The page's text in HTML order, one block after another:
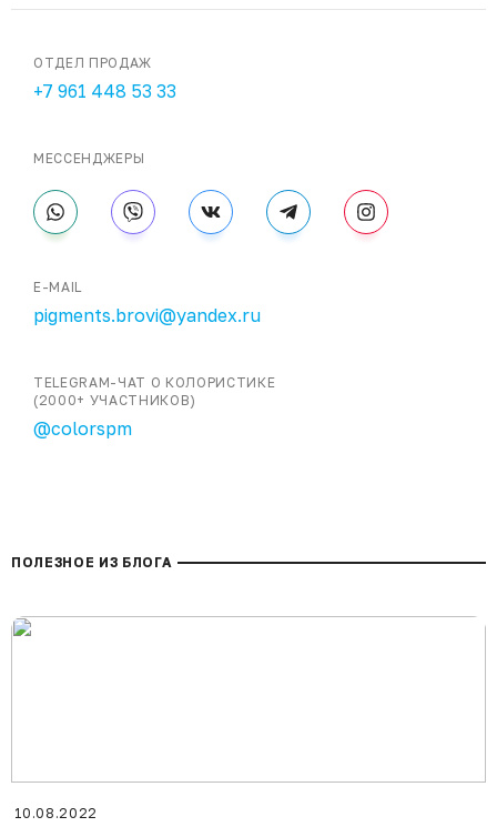
ОТДЕЛ ПРОДАЖ
+7 961 448 53 33
МЕССЕНДЖЕРЫ
E-MAIL
pigments.brovi@yandex.ru
TELEGRAM-ЧАТ О КОЛОРИСТИКЕ
(2000+ УЧАСТНИКОВ)
@colorspm
ПОЛЕЗНОЕ ИЗ БЛОГА
10.08.2022